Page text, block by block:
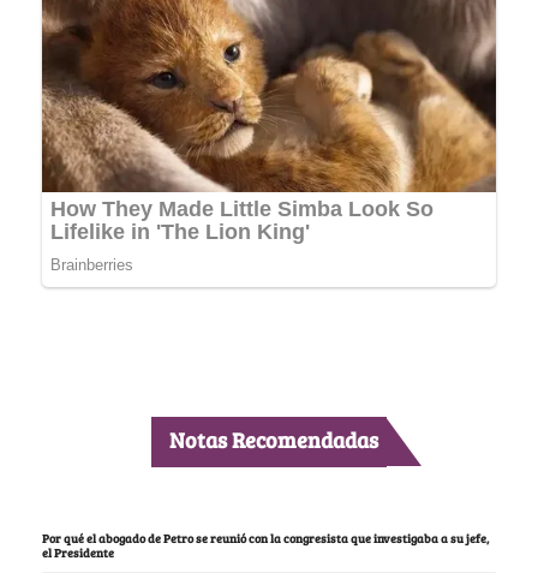
Notas Recomendadas
Por qué el abogado de Petro se reunió con la congresista que investigaba a su jefe,
el Presidente